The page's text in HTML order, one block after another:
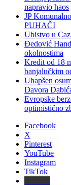
napravio haos
JP
PUHAČI
Ubistvo u
Đedović
okolnostima
Kredit od 18
banjalučkim
Uhapšen
Davora
Evropske
optimistično
Facebook
X
Pinterest
YouTube
Instagram
TikTok